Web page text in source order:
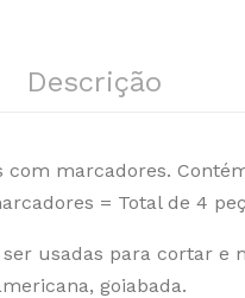
Descrição
com marcadores.
= Total de 4
usadas para cortar e
goiabada.